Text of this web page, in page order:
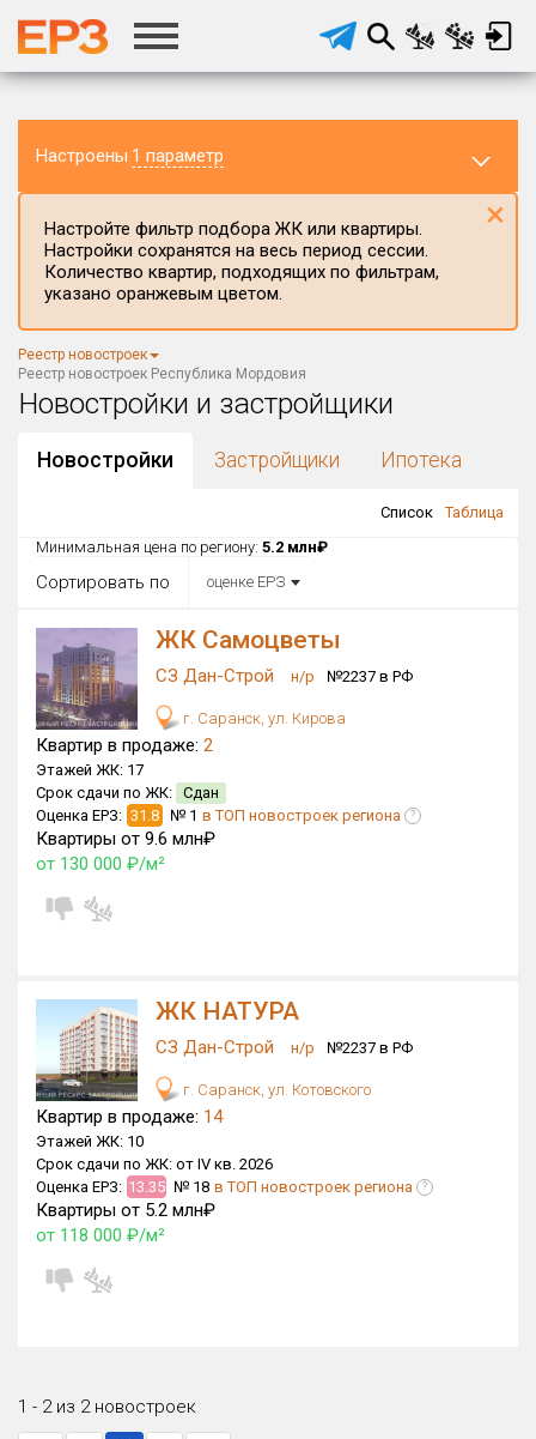
Настроены 1 параметр
Регион ЖК
×
Республика Мордовия
Район в регионе
Все
Все
Район в городе
Цена
от
Общая площадь, м²
от
Срок сдачи
от
×ДАП
Только новые
Оценка ЕРЗ ЖК
от
с продажами
Многоквартирных домов
Настройте фильтр подбора ЖК или квартиры.
Настройки сохранятся на весь период сессии.
Количество квартир, подходящих по фильтрам,
указано оранжевым цветом.
×
Реестр новостроек
Реестр новостроек Республика Мордовия
Новостройки и застройщики
Новостройки Застройщики Ипотека
Список
Таблица
Минимальная цена по региону: 5.2 млн₽
Сортировать по оценке ЕРЗ
ЖК Самоцветы
СЗ Дан-Строй н/р №2237 в РФ
г. Саранск, ул. Кирова
Квартир в продаже: 2
Этажей ЖК: 17
Срок сдачи по ЖК: Сдан
Оценка ЕРЗ: 31.8 № 1 в ТОП новостроек региона ?
Квартиры от 9.6 млн₽
от 130 000 ₽/м²
ЖК НАТУРА
СЗ Дан-Строй н/р №2237 в РФ
г. Саранск, ул. Котовского
Квартир в продаже: 14
Этажей ЖК: 10
Срок сдачи по ЖК: от IV кв. 2026
Оценка ЕРЗ: 13.35 № 18 в ТОП новостроек региона ?
Квартиры от 5.2 млн₽
от 118 000 ₽/м²
1 - 2 из 2 новостроек